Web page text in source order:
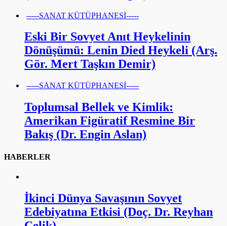
-----SANAT KÜTÜPHANESİ-----
Eski Bir Sovyet Anıt Heykelinin
Dönüşümü: Lenin Died Heykeli (Arş.
Gör. Mert Taşkın Demir)
-----SANAT KÜTÜPHANESİ-----
Toplumsal Bellek ve Kimlik:
Amerikan Figüratif Resmine Bir
Bakış (Dr. Engin Aslan)
HABERLER
İkinci Dünya Savaşının Sovyet
Edebiyatına Etkisi (Doç. Dr. Reyhan